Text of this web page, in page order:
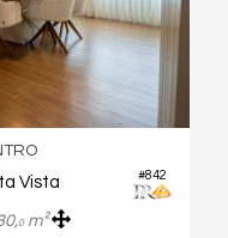
#842
Vista
0m²